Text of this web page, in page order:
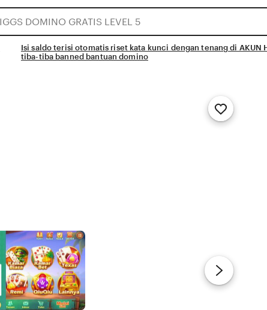
Isi saldo terisi otomatis riset kata kunci dengan tenang di AKUN
tiba-tiba banned bantuan domino
Add
to